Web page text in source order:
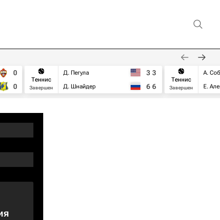
0
0
Теннис
Завершен
Д. Пегула
Д. Шнайдер
3 3
6 6
Теннис
Завершен
А.
Е.